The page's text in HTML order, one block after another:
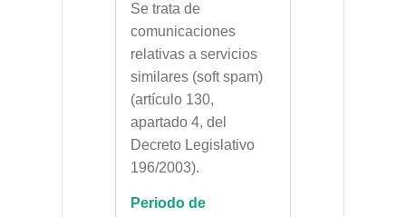
Se trata de
comunicaciones
relativas a servicios
similares (soft spam)
(artículo 130,
apartado 4, del
Decreto Legislativo
196/2003).
Periodo de